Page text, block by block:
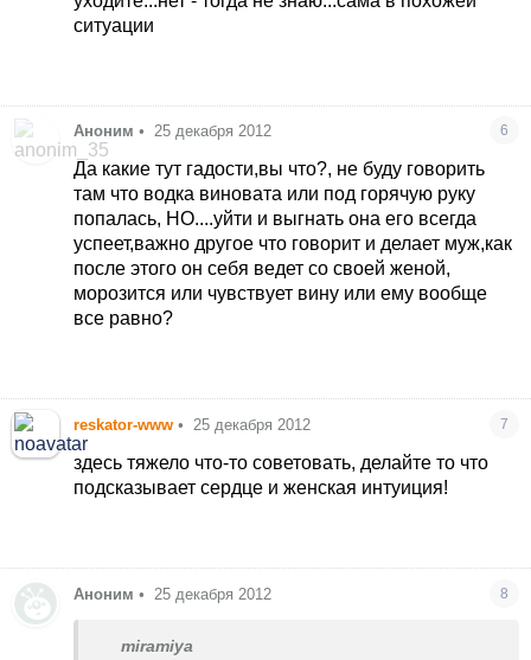
ситуации
Аноним • 25 декабря 2012 6
Да какие тут гадости,вы что?, не буду говорить
там что водка виновата или под горячую руку
попалась, НО....уйти и выгнать она его всегда
успеет,важно другое что говорит и делает муж,как
после этого он себя ведет со своей женой,
морозится или чувствует вину или ему вообще
все равно?
reskator-www • 25 декабря 2012 7
здесь тяжело что-то советовать, делайте то что
подсказывает сердце и женская интуиция!
Аноним • 25 декабря 2012 8
miramiya